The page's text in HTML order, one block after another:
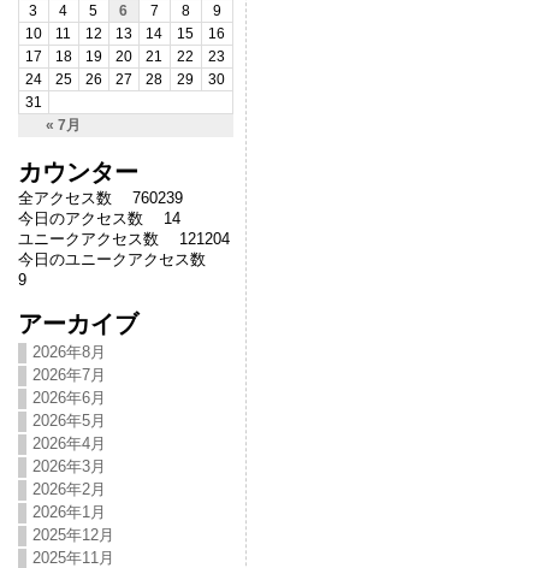
« 7月
3
4 5 6 7 8
9
10
11 12 13 14 15
16
17
18 19 20 21 22
23
24
25 26 27 28 29
30
31
カウンター
全アクセス数 760239
今日のアクセス数 14
ユニークアクセス数 121204
今日のユニークアクセス数
9
アーカイブ
2026年8月
2026年7月
2026年6月
2026年5月
2026年4月
2026年3月
2026年2月
2026年1月
2025年12月
2025年11月